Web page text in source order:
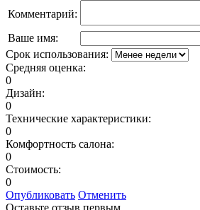
Комментарий:
Ваше имя:
Срок использования:
Средняя оценка:
0
Дизайн:
0
Технические характеристики:
0
Комфортность салона:
0
Стоимость:
0
Опубликовать Отменить
Оставьте отзыв первым.